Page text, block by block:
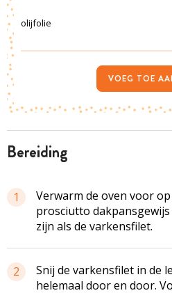
bereiding
1
Verwarm de oven voor op
prosciutto
zijn als de varkensfilet.
2 Snij de varkensfilet in de
helemaal door en door.
olijfolie
VOEG TOE